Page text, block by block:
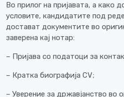
Во прилог на пријавата, а како
условите, кандидатите под
достават документите во
заверена кај нотар:
– Пријава со податоци за
– Кратка биографија CV;
– Уверение за државјанство во